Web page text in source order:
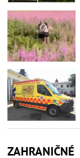
ZAHRANIČNÉ